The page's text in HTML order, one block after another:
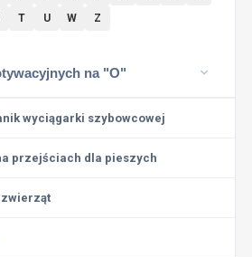
T U W Z
na "O"
wyciągarki szybowcowej
przejściach dla pieszych